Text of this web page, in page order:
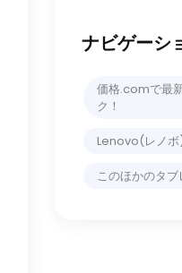
ナビゲーシ
価格.comで最
ク！
Lenovo(レノボ
このほかのタ